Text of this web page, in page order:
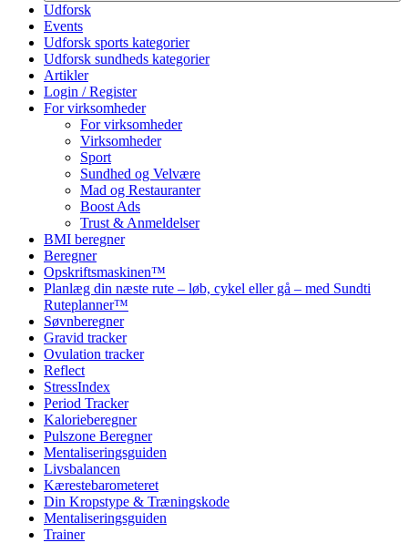
Udforsk
Events
Udforsk sports kategorier
Udforsk sundheds kategorier
Artikler
Login / Register
For virksomheder
For virksomheder
Virksomheder
Sport
Sundhed og Velvære
Mad og Restauranter
Boost Ads
Trust & Anmeldelser
BMI beregner
Beregner
Opskriftsmaskinen™
Planlæg din næste rute – løb, cykel eller gå – med Sundti
Ruteplanner™
Søvnberegner
Gravid tracker
Ovulation tracker
Reflect
StressIndex
Period Tracker
Kalorieberegner
Pulszone Beregner
Mentaliseringsguiden
Livsbalancen
Kærestebarometeret
Din Kropstype & Træningskode
Mentaliseringsguiden
Trainer